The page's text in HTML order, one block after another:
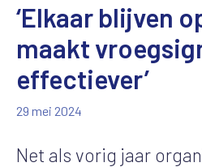
‘Elkaar blijven
maakt
effectiever’
29 mei 2024
Net als vorig jaar